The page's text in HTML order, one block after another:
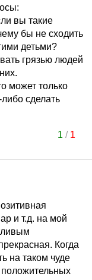
вы такие
бы не сходить
детьми?
грязью людей
может только
сделать
1 / 1
и т.д. на мой
Когда
на таком чуде
положительных